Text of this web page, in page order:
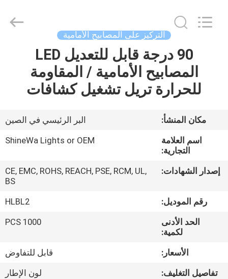
المنزل
المنتجات
فيديوهات
المصنع
مراقبة
الجودة
التركيز على المصابيح الأمامية
90 درجة قابل للتعديل LED
المصابيح الأمامية / المقاومة
للحرارة تريل تشغيل كشافات
مكان المنشأ:
البر الرئيسي في الصين
اسم العلامة
التجارية:
ShineWa Lights or OEM
إصدار الشهادات:
CE, EMC, ROHS, REACH, PSE, RCM, UL,
BS
رقم الموديل:
HLBL2
الحد الأدنى
لكمية:
1000 PCS
الأسعار:
قابل للتفاوض
تفاصيل التغليف:
لون الإطار